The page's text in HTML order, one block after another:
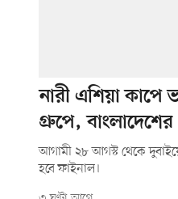
নারী এশিয়া কাপে
গ্রুপে,
আগামী ২৮ আগস্ট থেকে
হবে ফাইনাল।